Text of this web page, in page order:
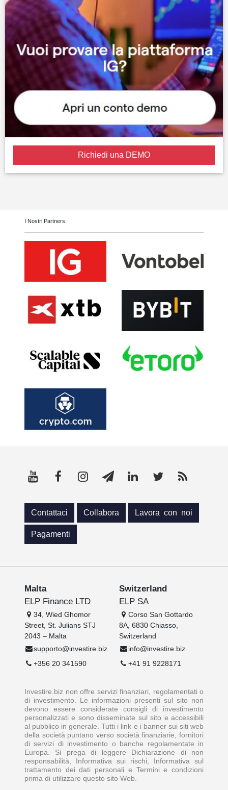
Richiedi una DEMO
I Nostri Partners
Contattaci Collabora Lavora con noi
Pagamenti
Malta
ELP Finance LTD
34, Wied Ghomor
Street, St. Julians STJ
2043 – Malta
supporto@investire.biz
+356 20 341590
Switzerland
ELP SA
Corso San Gottardo
8A, 6830 Chiasso,
Switzerland
info@investire.biz
+41 91 9228171
Investire.biz non offre servizi finanziari, regolamentati o
di investimento. Le informazioni presenti sul sito non
devono essere considerate consigli di investimento
personalizzati e sono disseminate sul sito e accessibili
al pubblico in generale. Tutti i link e i banner sui siti web
della società puntano verso società finanziarie, fornitori
di servizi di investimento o banche regolamentate in
Europa. Si prega di leggere Dichiarazione di non
responsabilità, Informativa sui rischi, Informativa sul
trattamento dei dati personali e Termini e condizioni
prima di utilizzare questo sito Web.